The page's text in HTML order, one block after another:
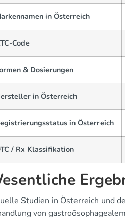
in Österreich
Code
& Dosierungen
in Österreich
in Österreich
/ Rx Klassifikation
Studien in Österreich und
von